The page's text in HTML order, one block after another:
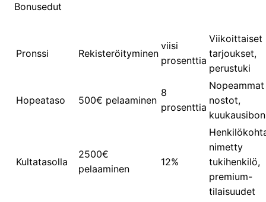
Bonusedut
Pronssi Rekisteröityminen
viisi
prosenttia
Viikoittaiset
tarjoukset,
perustuki
Hopeataso 500€ pelaaminen
8
prosenttia
Nopeammat
nostot,
Kultatasolla
2500€
pelaaminen
12%
nimetty
tukihenkilö,
premium-
tilaisuudet